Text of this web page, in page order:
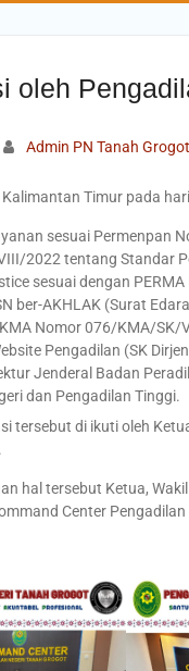
oleh
Admin PN Tanah Grogot
Timur pada
sesuai Permenpan
2022 tentang Standar
sesuai dengan
ber-AKHLAK (Surat
Nomor 076/KMA/
Pengadilan (SK
Jenderal Badan
dan Pengadilan Tinggi.
tersebut di ikuti oleh
hal tersebut Ketua,
Center